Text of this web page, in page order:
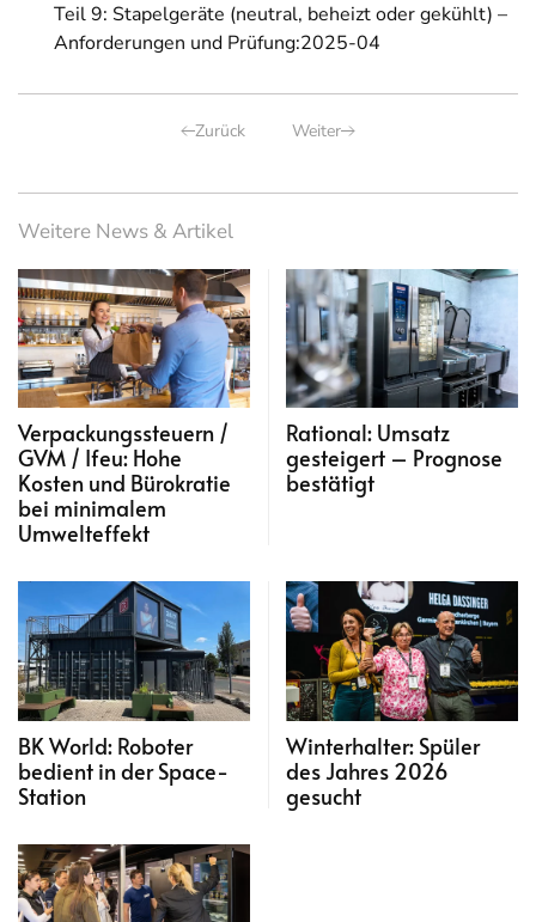
Teil 9: Stapelgeräte (neutral, beheizt oder gekühlt) –
Anforderungen und Prüfung:2025-04
Zurück Weiter
Weitere News & Artikel
Verpackungssteuern /
GVM / Ifeu: Hohe
Kosten und Bürokratie
bei minimalem
Umwelteffekt
Rational: Umsatz
gesteigert – Prognose
bestätigt
BK World: Roboter
bedient in der Space-
Station
Winterhalter: Spüler
des Jahres 2026
gesucht